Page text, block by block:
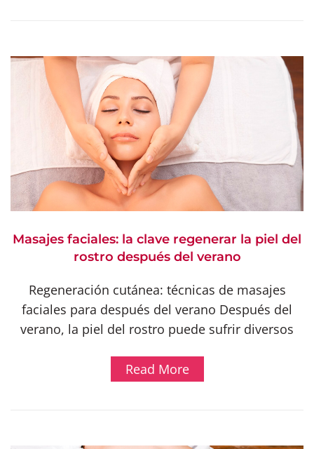
Masajes faciales: la clave regenerar la piel del
rostro después del verano
Regeneración cutánea: técnicas de masajes
faciales para después del verano Después del
verano, la piel del rostro puede sufrir diversos
Read More